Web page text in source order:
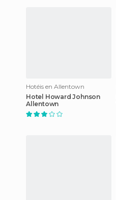
Hotéis en Allentown
Hotel Howard Johnson
Allentown